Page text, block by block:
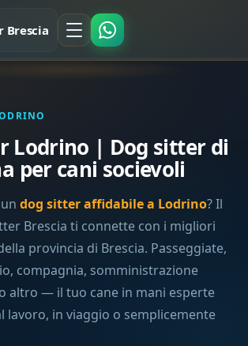
Brescia
Lodrino | Dog sitter di
per cani socievoli
undog sitter affidabile a Lodrino? Il
Brescia ti connette con i migliori
provincia di Brescia. Passeggiate,
compagnia, somministrazione
altro — il tuo cane in mani esperte
lavoro, in viaggio o semplicemente